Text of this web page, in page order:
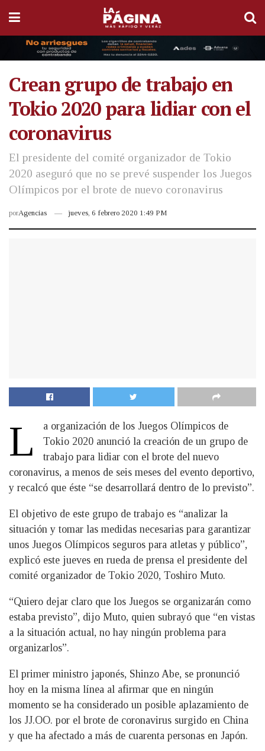
Crean grupo de trabajo en
Tokio 2020 para lidiar con el
coronavirus
El presidente del comité organizador de Tokio
2020 aseguró que no se prevé suspender los Juegos
Olímpicos por el brote de nuevo coronavirus
porAgencias jueves, 6 febrero 2020 1:49 PM
L
a organización de los Juegos Olímpicos de
Tokio 2020 anunció la creación de un grupo de
trabajo para lidiar con el brote del nuevo
coronavirus, a menos de seis meses del evento deportivo,
y recalcó que éste “se desarrollará dentro de lo previsto”.
El objetivo de este grupo de trabajo es “analizar la
situación y tomar las medidas necesarias para garantizar
unos Juegos Olímpicos seguros para atletas y público”,
explicó este jueves en rueda de prensa el presidente del
comité organizador de Tokio 2020, Toshiro Muto.
“Quiero dejar claro que los Juegos se organizarán como
estaba previsto”, dijo Muto, quien subrayó que “en vistas
a la situación actual, no hay ningún problema para
organizarlos”.
El primer ministro japonés, Shinzo Abe, se pronunció
hoy en la misma línea al afirmar que en ningún
momento se ha considerado un posible aplazamiento de
los JJ.OO. por el brote de coronavirus surgido en China
y que ha afectado a más de cuarenta personas en Japón.